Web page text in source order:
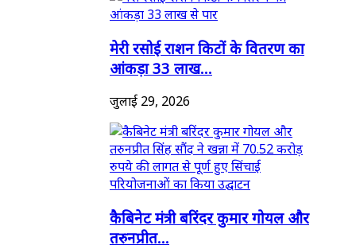
मेरी रसोई राशन किटों के वितरण का
आंकड़ा 33 लाख...
जुलाई 29, 2026
कैबिनेट मंत्री बरिंदर कुमार गोयल और
तरुनप्रीत...